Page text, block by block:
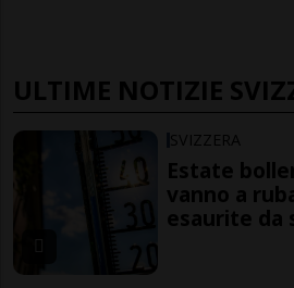
ULTIME NOTIZIE
SVIZZERA
Estate
vanno a
esaurite da